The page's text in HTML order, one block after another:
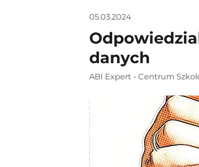
05.03.2024
danych
ABI Expert - Centrum